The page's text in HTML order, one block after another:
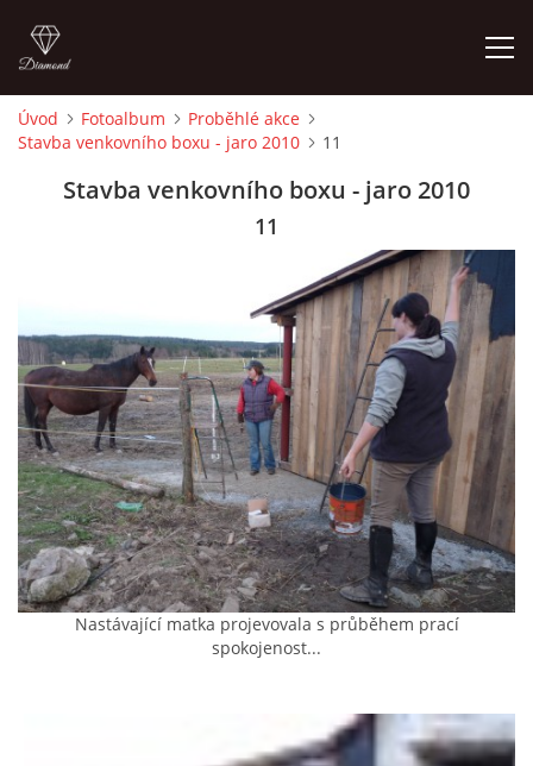
ÚVOD
STÁJ ECOLA (HAKLOVY DVORY)
ECOLA EQUESTRIAN
PROBĚHLÉ AKCE
AKCE 2025
Úvod Fotoalbum
Proběhlé akce
Stavba venkovního boxu - jaro 2010
11
Stavba venkovního boxu - jaro 2010
11
Nastávající matka projevovala s průběhem prací
spokojenost...